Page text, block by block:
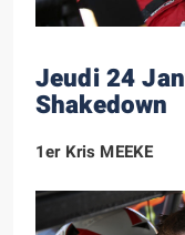
Jeudi 24
Shakedown
1er Kris MEEKE